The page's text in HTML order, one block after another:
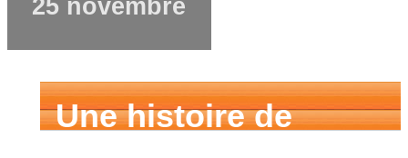
25 novembre
Une histoire de